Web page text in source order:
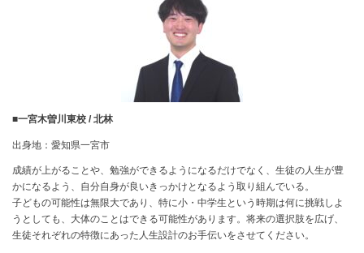
■一宮木曽川東校 / 北林
出身地：愛知県一宮市
成績が上がることや、勉強ができるようになるだけでなく、生徒の人生が豊
かになるよう、自分自身が良いきっかけとなるよう取り組んでいる。
子どもの可能性は無限大であり、特に小・中学生という時期は何に挑戦しよ
うとしても、大体のことはできる可能性があります。将来の選択肢を広げ、
生徒それぞれの特徴にあった人生設計のお手伝いをさせてください。